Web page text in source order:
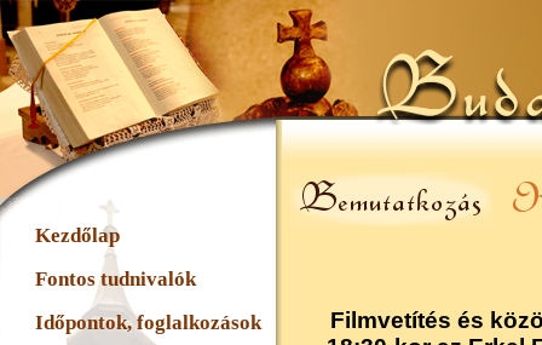
Kezdőlap
Fontos tudnivalók
Időpontok, foglalkozások
Filmvetítés és